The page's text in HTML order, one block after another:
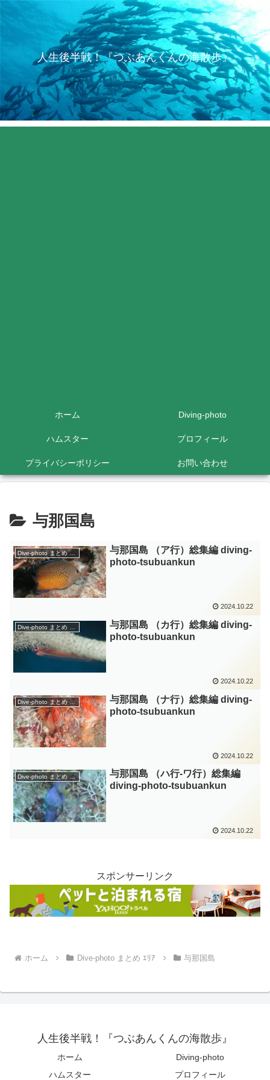
人生後半戦！『つぶあんくんの海散歩』
ホーム Diving-photo
ハムスター プロフィール
プライバシーポリシー お問い合わせ
与那国島
Dive-photo まとめ ｴﾘｱ
与那国島 （ア行）総集編 diving-
photo‐tsubuankun
2024.10.22
Dive-photo まとめ ｴﾘｱ
与那国島 （カ行）総集編 diving-
photo‐tsubuankun
2024.10.22
Dive-photo まとめ ｴﾘｱ
与那国島 （ナ行）総集編 diving-
photo‐tsubuankun
2024.10.22
Dive-photo まとめ ｴﾘｱ
与那国島 （ハ行‐ワ行）総集編
diving-photo‐tsubuankun
2024.10.22
スポンサーリンク
ホーム Dive-photo まとめ ｴﾘｱ 与那国島
人生後半戦！『つぶあんくんの海散歩』
ホーム
Diving-photo
ハムスター
プロフィール